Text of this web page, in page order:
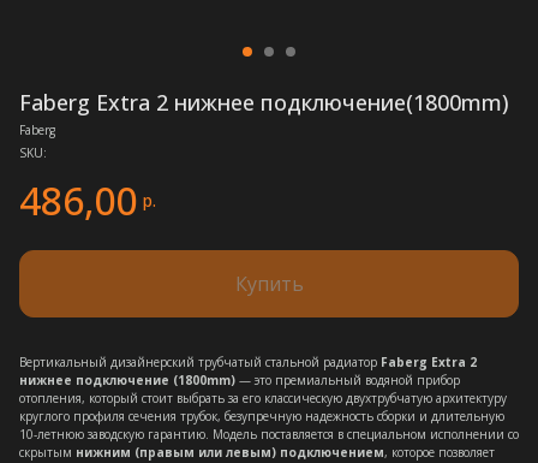
Faberg Extra 2 нижнее подключение(1800mm)
Faberg
SKU:
486,00 р.
Купить
Вертикальный дизайнерский трубчатый стальной радиатор Faberg Extra 2
нижнее подключение (1800mm) — это премиальный водяной прибор
отопления, который стоит выбрать за его классическую двухтрубчатую архитектуру
круглого профиля сечения трубок, безупречную надежность сборки и длительную
10-летнюю заводскую гарантию. Модель поставляется в специальном исполнении со
скрытым нижним (правым или левым) подключением, которое позволяет